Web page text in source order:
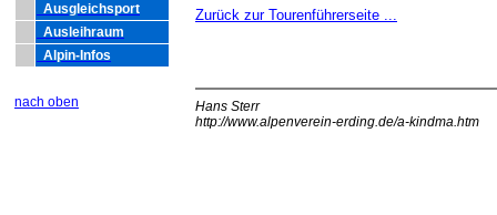
Ausgleichsport
Ausleihraum
Alpin-Infos
Zurück zur Tourenführerseite ...
nach oben
Hans Sterr
http://www.alpenverein-erding.de/a-kindma.htm